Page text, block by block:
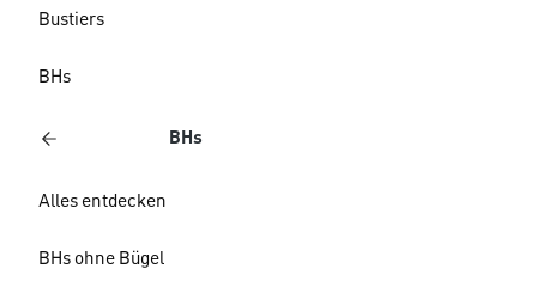
Bustiers
BHs
BHs
Alles entdecken
BHs ohne Bügel